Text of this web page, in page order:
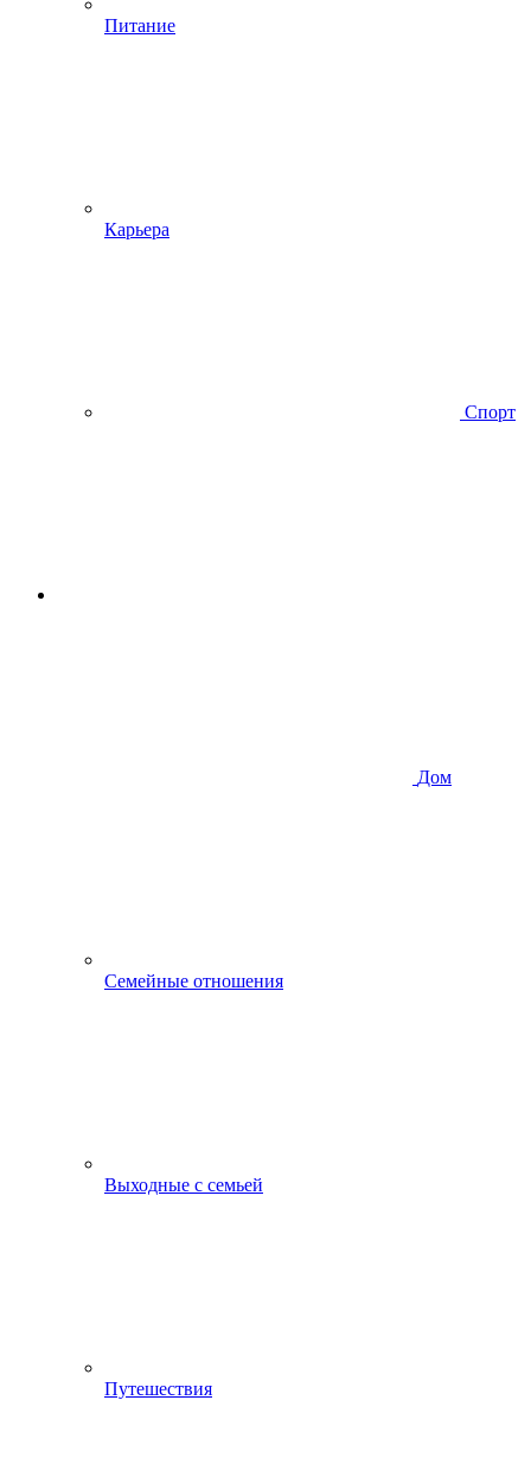
Питание
Карьера
Спорт
Дом
Семейные отношения
Выходные с семьей
Путешествия